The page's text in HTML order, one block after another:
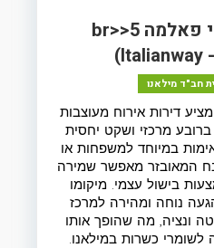
איטאליין וואי פאלמה 5<br>
(Italianway
חב"ד מילאנו
איטאליין וואי פאלמה 5 מציע דירות אירוח מעוצבות
מרכזי ושקט יחסית
במיוחד למשפחות או
המאובזר מאפשר שמירה
בישול עצמי. מיקומו
נוחה ומהירה למרכז
ונציה, מה שהופך אותו
לשומרי כשרות במילאנו.